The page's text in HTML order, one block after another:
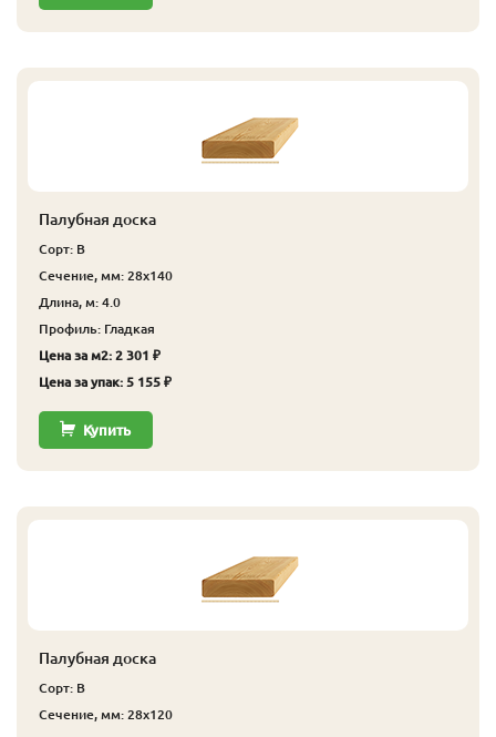
Палубная доска
Сорт: В
Сечение, мм: 28x140
Длина, м: 4.0
Профиль: Гладкая
Цена за м2: 2 301 ₽
Цена за упак: 5 155 ₽
Купить
Палубная доска
Сорт: В
Сечение, мм: 28x120